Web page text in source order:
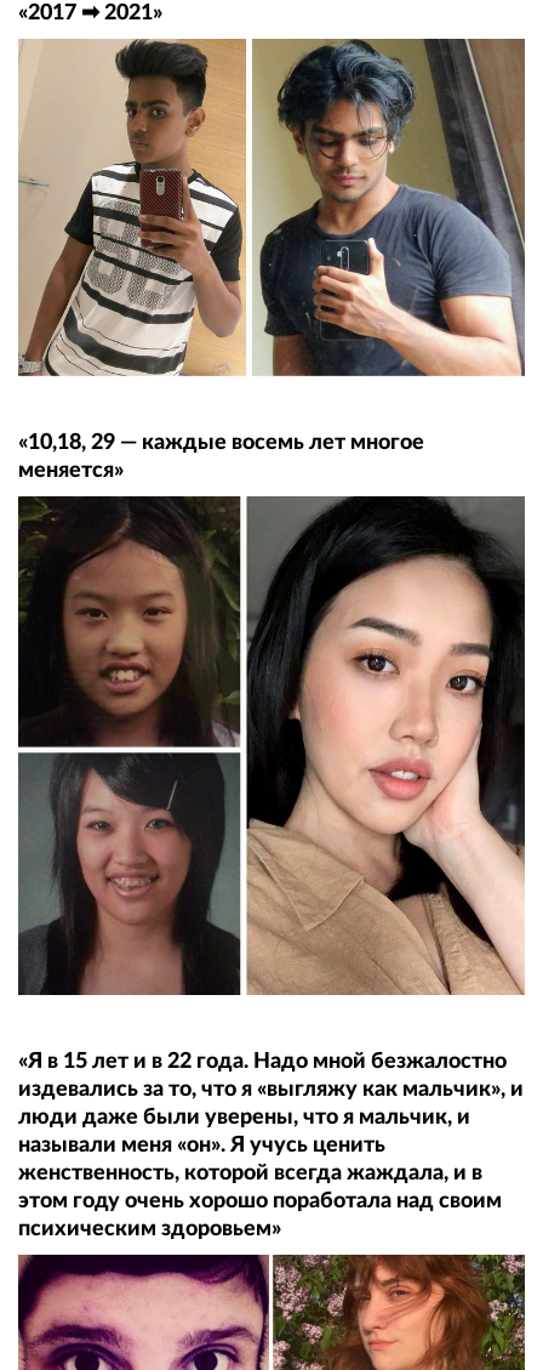
«2017 ➡ 2021»
«10,18, 29 — каждые восемь лет многое
меняется»
«Я в 15 лет и в 22 года. Надо мной безжалостно
издевались за то, что я «выгляжу как мальчик», и
люди даже были уверены, что я мальчик, и
называли меня «он». Я учусь ценить
женственность, которой всегда жаждала, и в
этом году очень хорошо поработала над своим
психическим здоровьем»